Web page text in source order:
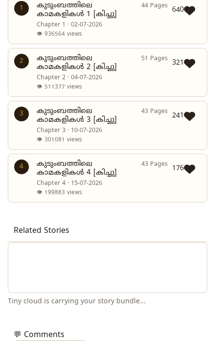
1
കുടുംബത്തിലെ
കാമകളികൾ 1 [കിച്ചു]
44 Pages
Chapter 1 · 02-07-2026
👁 936564 views
640
2
കുടുംബത്തിലെ
കാമകളികൾ 2 [കിച്ചു]
51 Pages
Chapter 2 · 04-07-2026
👁 511377 views
321
3
കുടുംബത്തിലെ
കാമകളികൾ 3 [കിച്ചു]
43 Pages
Chapter 3 · 10-07-2026
👁 301081 views
241
4
കുടുംബത്തിലെ
കാമകളികൾ 4 [കിച്ചു]
43 Pages
Chapter 4 · 15-07-2026
👁 199883 views
176
Related Stories
Tiny cloud is carrying your story bundle...
💬 Comments